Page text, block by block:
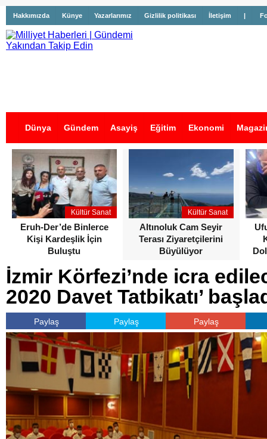
Hakkımızda Künye Yazarlarımız Gizlilik politikası İletişim |
Dünya Gündem Asayiş Eğitim Ekonomi
İş İlanları
Kültür Sanat
Eruh-Der’de Binlerce
Kişi Kardeşlik İçin
Buluştu
Kültür Sanat
Altınoluk Cam Seyir
Terası Ziyaretçilerini
Büyülüyor
İzmir Körfezi’nde icra
2020 Davet Tatbikatı’
Paylaş Paylaş Paylaş